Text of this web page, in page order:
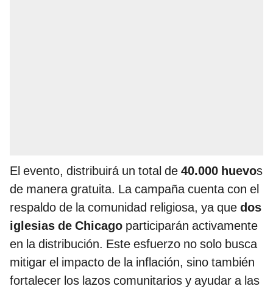
El evento, distribuirá un total de 40.000 huevos
de manera gratuita. La campaña cuenta con el
respaldo de la comunidad religiosa, ya que dos
iglesias de Chicago participarán activamente
en la distribución. Este esfuerzo no solo busca
mitigar el impacto de la inflación, sino también
fortalecer los lazos comunitarios y ayudar a las